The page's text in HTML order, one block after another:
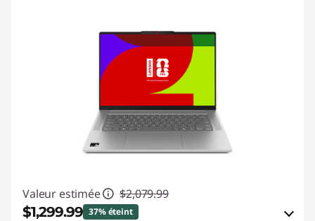
Valeur estimée $2,079.99
$1,299.99 37% éteint